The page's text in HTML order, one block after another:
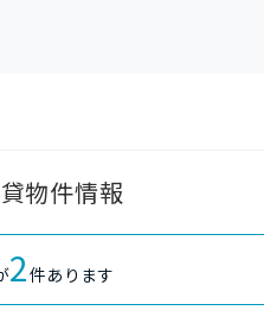
物件情報
2件あります